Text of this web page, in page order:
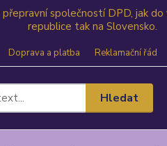
společností DPD, jak
republice tak na Slovensko.
Doprava a platba Reklamační řád
Hledat